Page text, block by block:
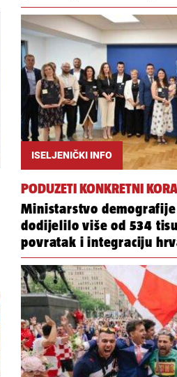
ISELJENIČKI INFO
PODUZETI KONKRETNI
Ministarstvo
dodijelilo više od 534
povratak i integraciju